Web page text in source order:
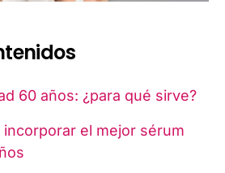
60 años: ¿para qué sirve?
el mejor sérum